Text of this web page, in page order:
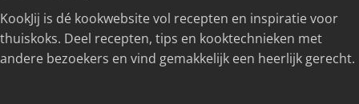
KookJij is dé kookwebsite vol recepten en inspiratie voor
thuiskoks. Deel recepten, tips en kooktechnieken met
andere bezoekers en vind gemakkelijk een heerlijk gerecht.